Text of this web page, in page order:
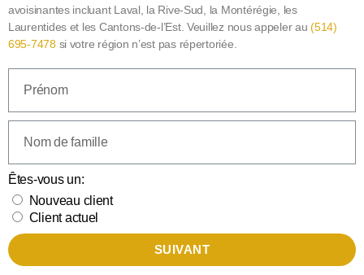
avoisinantes incluant Laval, la Rive-Sud, la Montérégie, les
Laurentides et les Cantons-de-l’Est. Veuillez nous appeler au(514)
695-7478si votre région n’est pas répertoriée.
Êtes-vous un:
Nouveau client
Client actuel